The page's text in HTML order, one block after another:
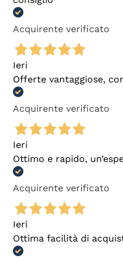
Acquirente verificato
Ieri
Offerte vantaggiose,
Acquirente verificato
Ieri
Ottimo e rapido,
Acquirente verificato
Ieri
Ottima facilità di